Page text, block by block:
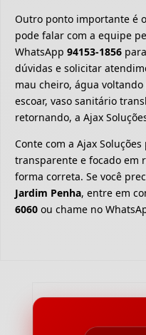
Outro ponto importante é
pode falar com a equipe
WhatsApp 94153-1856
dúvidas e solicitar
mau cheiro, água
escoar, vaso sanitário
retornando, a Ajax
Conte com a Ajax
transparente e focado em
forma correta. Se você
Jardim Penha, entre em
6060 ou chame no